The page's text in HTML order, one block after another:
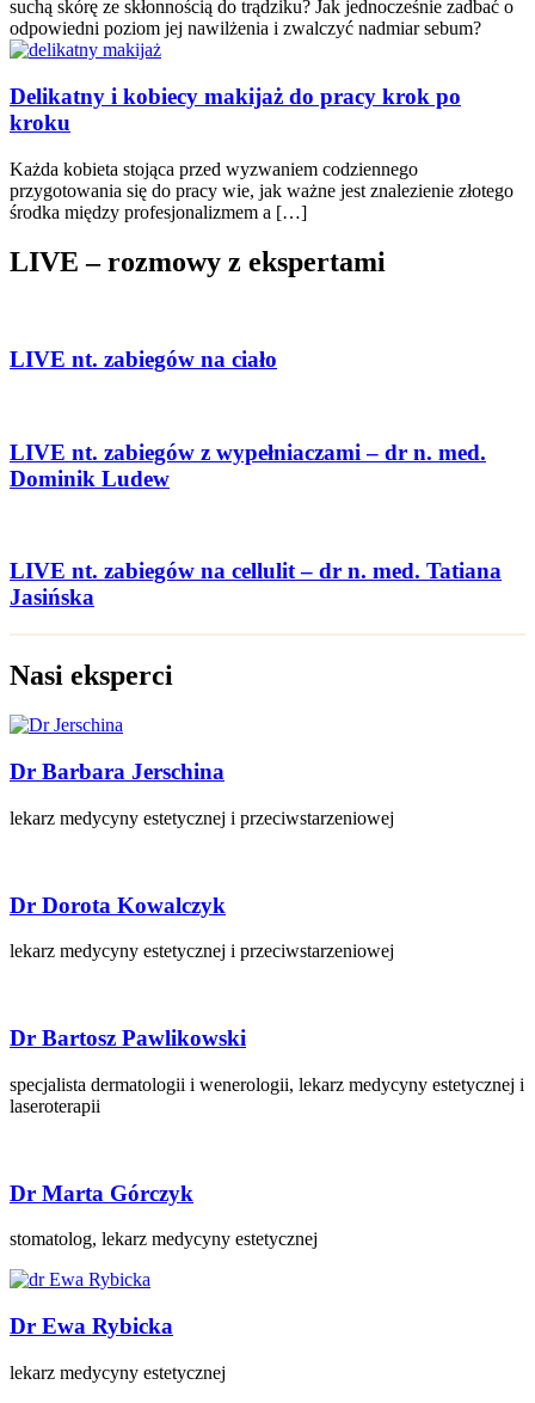
suchą skórę ze skłonnością do trądziku? Jak jednocześnie zadbać o
odpowiedni poziom jej nawilżenia i zwalczyć nadmiar sebum?
Delikatny i kobiecy makijaż do pracy krok po
kroku
Każda kobieta stojąca przed wyzwaniem codziennego
przygotowania się do pracy wie, jak ważne jest znalezienie złotego
środka między profesjonalizmem a […]
LIVE – rozmowy z ekspertami
LIVE nt. zabiegów na ciało
LIVE nt. zabiegów z wypełniaczami – dr n. med.
Dominik Ludew
LIVE nt. zabiegów na cellulit – dr n. med. Tatiana
Jasińska
Nasi eksperci
Dr Barbara Jerschina
lekarz medycyny estetycznej i przeciwstarzeniowej
Dr Dorota Kowalczyk
lekarz medycyny estetycznej i przeciwstarzeniowej
Dr Bartosz Pawlikowski
specjalista dermatologii i wenerologii, lekarz medycyny estetycznej i
laseroterapii
Dr Marta Górczyk
stomatolog, lekarz medycyny estetycznej
Dr Ewa Rybicka
lekarz medycyny estetycznej